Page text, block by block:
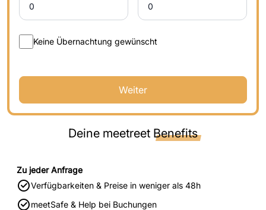
Keine Übernachtung gewünscht
Weiter
Deine meetreet Benefits
Zu jeder Anfrage
Verfügbarkeiten & Preise in weniger als 48h
meetSafe & Help bei Buchungen